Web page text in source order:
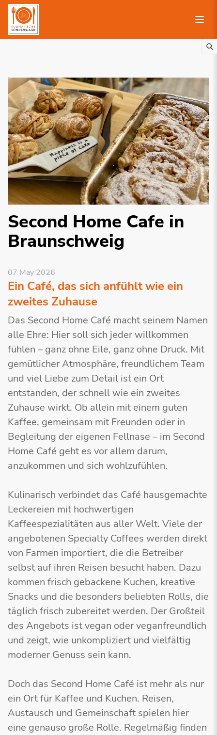
Second Home Cafe in
Braunschweig
07 May 2026
Ein Café, das sich anfühlt wie ein
zweites Zuhause
Das Second Home Café macht seinem Namen
alle Ehre: Hier soll sich jeder willkommen
fühlen – ganz ohne Eile, ganz ohne Druck. Mit
gemütlicher Atmosphäre, freundlichem Team
und viel Liebe zum Detail ist ein Ort
entstanden, der schnell wie ein zweites
Zuhause wirkt. Ob allein mit einem guten
Kaffee, gemeinsam mit Freunden oder in
Begleitung der eigenen Fellnase – im Second
Home Café geht es vor allem darum,
anzukommen und sich wohlzufühlen.
Kulinarisch verbindet das Café hausgemachte
Leckereien mit hochwertigen
Kaffeespezialitäten aus aller Welt. Viele der
angebotenen Specialty Coffees werden direkt
von Farmen importiert, die die Betreiber
selbst auf ihren Reisen besucht haben. Dazu
kommen frisch gebackene Kuchen, kreative
Snacks und die besonders beliebten Rolls, die
täglich frisch zubereitet werden. Der Großteil
des Angebots ist vegan oder veganfreundlich
und zeigt, wie unkompliziert und vielfältig
moderner Genuss sein kann.
Doch das Second Home Café ist mehr als nur
ein Ort für Kaffee und Kuchen. Reisen,
Austausch und Gemeinschaft spielen hier
eine genauso große Rolle. Regelmäßig finden